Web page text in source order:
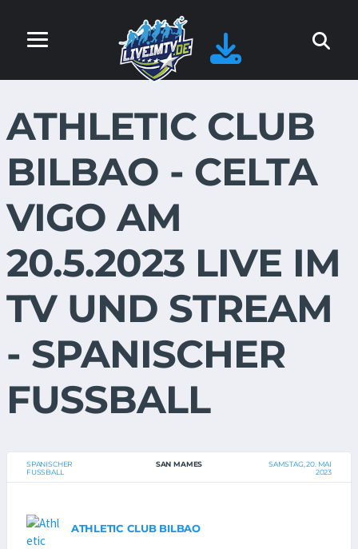
ATHLETIC CLUB
BILBAO - CELTA
VIGO AM
20.5.2023 LIVE IM
TV UND STREAM
- SPANISCHER
FUSSBALL
SPANISCHER
FUSSBALL
SAN MAMES
SAMSTAG, 20. MAI
2023
ATHLETIC CLUB BILBAO